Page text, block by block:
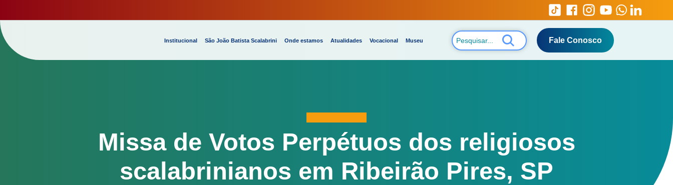
Institucional São João Batista Scalabrini Onde estamos Atualidades Vocacional Museu Fale Conosco
Missa de Votos Perpétuos dos religiosos
scalabrinianos em Ribeirão Pires, SP